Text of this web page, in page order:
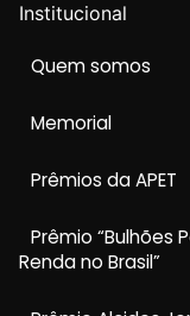
Institucional
Quem somos
Memorial
Prêmios da APET
Prêmio “Bulhões
Renda no Brasil”